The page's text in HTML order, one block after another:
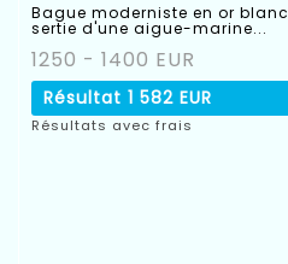
Bague moderniste en or blanc
sertie d'une aigue-marine...
1250 - 1400 EUR
Résultat 1 582 EUR
Résultats avec frais